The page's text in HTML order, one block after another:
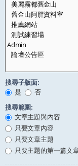
搜尋子版面:
是
否
搜尋範圍:
文章主題與內容
只要文章內容
只要文章主題
只要主題的第一篇文